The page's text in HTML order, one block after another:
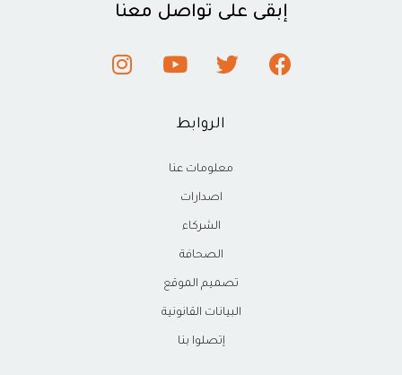
إبقى على تواصل معنا
الروابط
معلومات عنا
اصدارات
الشركاء
الصحافة
تصميم الموقع
البيانات القانونية
إتصلوا بنا